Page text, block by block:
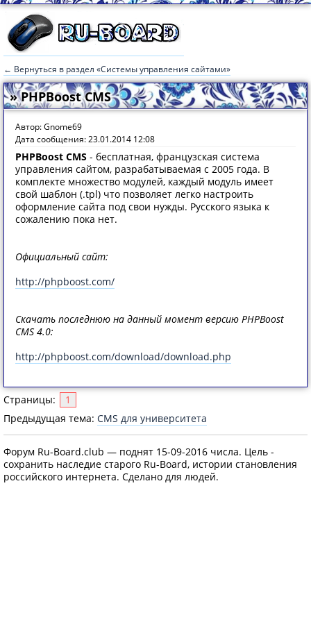
← Вернуться в раздел «Системы управления сайтами»
» PHPBoost CMS
Автор: Gnome69
Дата сообщения: 23.01.2014 12:08
PHPBoost CMS - бесплатная, французская система
управления сайтом, разрабатываемая с 2005 года. В
комплекте множество модулей, каждый модуль имеет
свой шаблон (.tpl) что позволяет легко настроить
оформление сайта под свои нужды. Русского языка к
сожалению пока нет.
Официальный сайт:
http://phpboost.com/
Скачать последнюю на данный момент версию PHPBoost
CMS 4.0:
http://phpboost.com/download/download.php
Страницы:
1
Предыдущая тема: CMS для университета
Форум Ru-Board.club — поднят 15-09-2016 числа. Цель -
сохранить наследие старого Ru-Board, истории становления
российского интернета. Сделано для людей.